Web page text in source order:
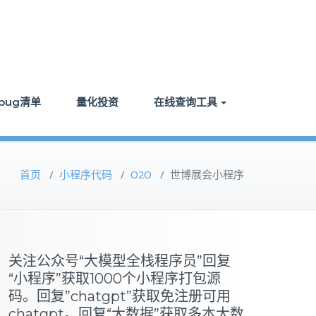
清单 量化投资 在线查询工具
首页 / 小程序代码 / O2O / 世博展会小程序
关注公众号“大模型全栈程序员”回复
“小程序”获取1000个小程序打包源
码。回复”chatgpt”获取免注册可用